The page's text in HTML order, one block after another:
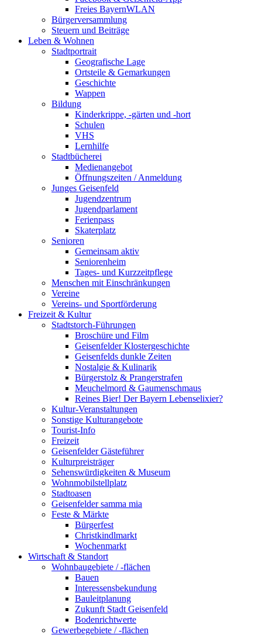
Freies BayernWLAN
Bürgerversammlung
Steuern und Beiträge
Leben & Wohnen
Stadtportrait
Geografische Lage
Ortsteile & Gemarkungen
Geschichte
Wappen
Bildung
Kinderkrippe, -gärten und -hort
Schulen
VHS
Lernhilfe
Stadtbücherei
Medienangebot
Öffnungszeiten / Anmeldung
Junges Geisenfeld
Jugendzentrum
Jugendparlament
Ferienpass
Skaterplatz
Senioren
Gemeinsam aktiv
Seniorenheim
Tages- und Kurzzeitpflege
Menschen mit Einschränkungen
Vereine
Vereins- und Sportförderung
Freizeit & Kultur
Stadtstorch-Führungen
Broschüre und Film
Geisenfelder Klostergeschichte
Geisenfelds dunkle Zeiten
Nostalgie & Kulinarik
Bürgerstolz & Prangerstrafen
Meuchelmord & Gaumenschmaus
Reines Bier! Der Bayern Lebenselixier?
Kultur-Veranstaltungen
Sonstige Kulturangebote
Tourist-Info
Freizeit
Geisenfelder Gästeführer
Kulturpreisträger
Sehenswürdigkeiten & Museum
Wohnmobilstellplatz
Stadtoasen
Geisenfelder samma mia
Feste & Märkte
Bürgerfest
Christkindlmarkt
Wochenmarkt
Wirtschaft & Standort
Wohnbaugebiete / -flächen
Bauen
Interessensbekundung
Bauleitplanung
Zukunft Stadt Geisenfeld
Bodenrichtwerte
Gewerbegebiete / -flächen